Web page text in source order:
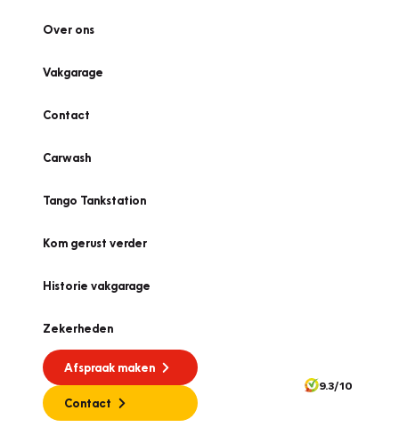
Over ons
Vakgarage
Contact
Carwash
Tango Tankstation
Kom gerust verder
Historie vakgarage
Zekerheden
Afspraak maken
Contact
9.3/10